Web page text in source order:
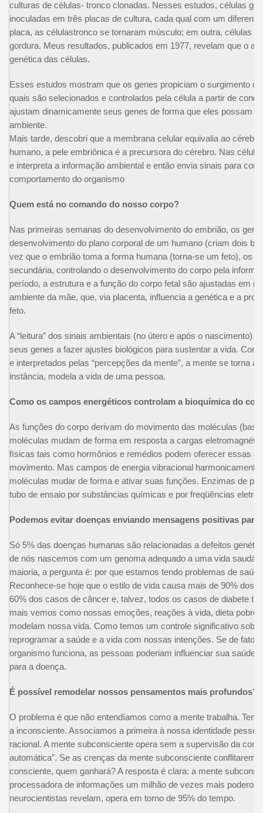
culturas de células- tronco clonadas. Nesses estudos, células
inoculadas em três placas de cultura, cada qual com um
placa, as célulastronco se tornaram músculo; em outra, células
gordura. Meus resultados, publicados em 1977, revelam que o
genética das células.
Esses estudos mostram que os genes propiciam o surgimento
quais são selecionados e controlados pela célula a partir de
ajustam dinamicamente seus genes de forma que eles possam
ambiente.
Mais tarde, descobri que a membrana celular equivalia ao
humano, a pele embriônica é a precursora do cérebro. Nas
e interpreta a informação ambiental e então envia sinais para
comportamento do organismo
Quem está no comando do nosso corpo?
Nas primeiras semanas do desenvolvimento do embrião, os
desenvolvimento do plano corporal de um humano (criam dois
vez que o embrião toma a forma humana (torna-se um feto), os
secundária, controlando o desenvolvimento do corpo pela
período, a estrutura e a função do corpo fetal são ajustadas em
ambiente da mãe, que, via placenta, influencia a genética e a
feto.
A “leitura” dos sinais ambientais (no útero e após o nascimento)
seus genes a fazer ajustes biológicos para sustentar a vida.
e interpretados pelas “percepções da mente”, a mente se torna a
instância, modela a vida de uma pessoa.
Como os campos energéticos controlam a bioquímica do
As funções do corpo derivam do movimento das moléculas
moléculas mudam de forma em resposta a cargas
físicas tais como hormônios e remédios podem oferecer essas
movimento. Mas campos de energia vibracional
moléculas mudar de forma e ativar suas funções. Enzimas de
tubo de ensaio por substâncias químicas e por freqüências
Podemos evitar doenças enviando mensagens positivas para
Só 5% das doenças humanas são relacionadas a defeitos
de nós nascemos com um genoma adequado a uma vida
maioria, a pergunta é: por que estamos tendo problemas de
Reconhece-se hoje que o estilo de vida causa mais de 90% dos
60% dos casos de câncer e, talvez, todos os casos de diabete
mais vemos como nossas emoções, reações à vida, dieta
modelam nossa vida. Como temos um controle significativo
reprogramar a saúde e a vida com nossas intenções. Se de fato
organismo funciona, as pessoas poderiam influenciar sua saúde,
para a doença.
É possível remodelar nossos pensamentos mais profundos?
O problema é que não entendíamos como a mente trabalha.
a inconsciente. Associamos a primeira à nossa identidade
racional. A mente subconsciente opera sem a supervisão da
automática”. Se as crenças da mente subconsciente conflitarem
consciente, quem ganhará? A resposta é clara: a mente
processadora de informações um milhão de vezes mais
neurocientistas revelam, opera em torno de 95% do tempo.